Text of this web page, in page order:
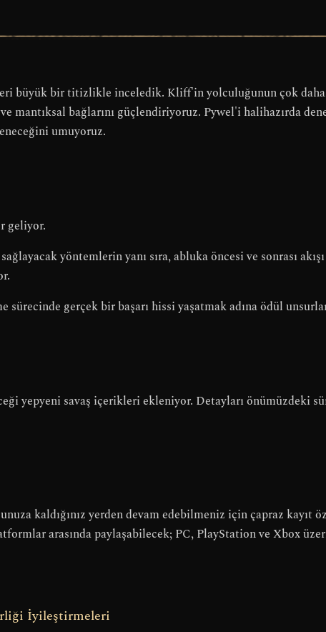
büyük bir titizlikle inceledik. Kliff'in yolculuğunun çok daha
mantıksal bağlarını güçlendiriyoruz. Pywel'i halihazırda
umuyoruz.
geliyor.
yöntemlerin yanı sıra, abluka öncesi ve sonrası
sürecinde gerçek bir başarı hissi yaşatmak adına ödül
yepyeni savaş içerikleri ekleniyor. Detayları önümüzdeki
kaldığınız yerden devam edebilmeniz için çapraz kayıt
arasında paylaşabilecek; PC, PlayStation ve Xbox
İyileştirmeleri